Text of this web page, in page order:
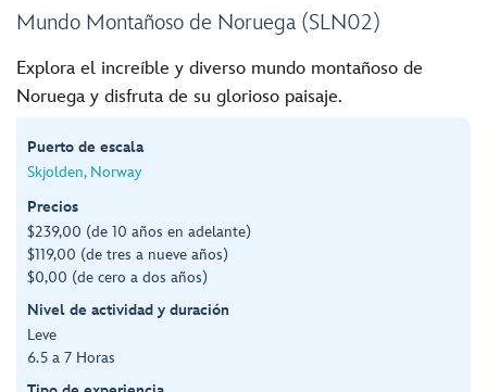
Mundo Montañoso de Noruega (SLN02)
Explora el increíble y diverso mundo montañoso de
Noruega y disfruta de su glorioso paisaje.
Puerto de escala
Skjolden, Norway
Precios
$239,00 (de 10 años en adelante)
$119,00 (de tres a nueve años)
$0,00 (de cero a dos años)
Nivel de actividad y duración
Leve
6.5 a 7 Horas